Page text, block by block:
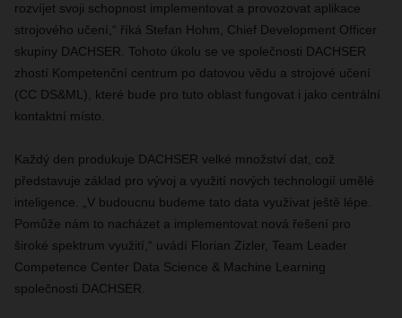
rozvíjet svoji schopnost implementovat a provozovat aplikace
strojového učení,“ říká Stefan Hohm, Chief Development Officer
skupiny DACHSER. Tohoto úkolu se ve společnosti DACHSER
zhostí Kompetenční centrum po datovou vědu a strojové učení
(CC DS&ML), které bude pro tuto oblast fungovat i jako centrální
kontaktní místo.
Každý den produkuje DACHSER velké množství dat, což
představuje základ pro vývoj a využití nových technologií umělé
inteligence. „V budoucnu budeme tato data využívat ještě lépe.
Pomůže nám to nacházet a implementovat nová řešení pro
široké spektrum využití,“ uvádí Florian Zizler, Team Leader
Competence Center Data Science & Machine Learning
společnosti DACHSER.